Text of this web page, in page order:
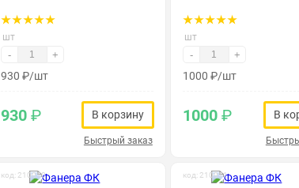
шт
- +
930 ₽/шт
930₽ В корзину
Быстрый заказ
шт
- +
1000 ₽/шт
1000₽ В
код: 210010 код: 210011